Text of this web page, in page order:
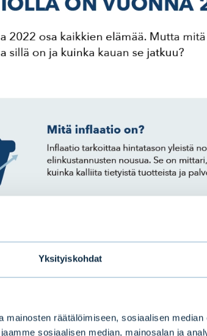
Yksityiskohdat
mainosten räätälöimiseen, sosiaalisen
sosiaalisen median, mainosalan ja